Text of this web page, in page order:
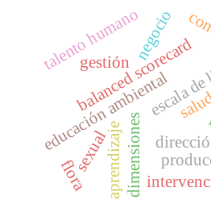
escala
dimensiones
educación ambiental
balanced scorecard
gestión
talento humano
aprendizaje
sexual
flora
negocio